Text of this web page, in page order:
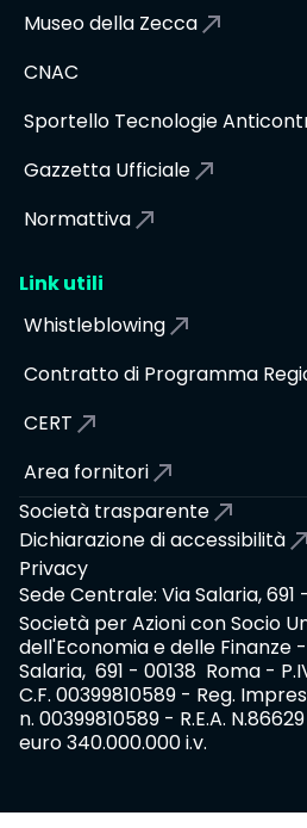
Museo della Zecca
CNAC
Sportello Tecnologie
Gazzetta Ufficiale
Normattiva
Link utili
Whistleblowing
Contratto di Programma
CERT
Area fornitori
Società trasparente
Dichiarazione di accessibilità
Privacy
Sede Centrale: Via Salaria, 691
Società per Azioni con Socio
dell'Economia e delle Finanze
Salaria, 691 - 00138 Roma -
C.F. 00399810589 - Reg.
n. 00399810589 - R.E.A.
euro 340.000.000 i.v.